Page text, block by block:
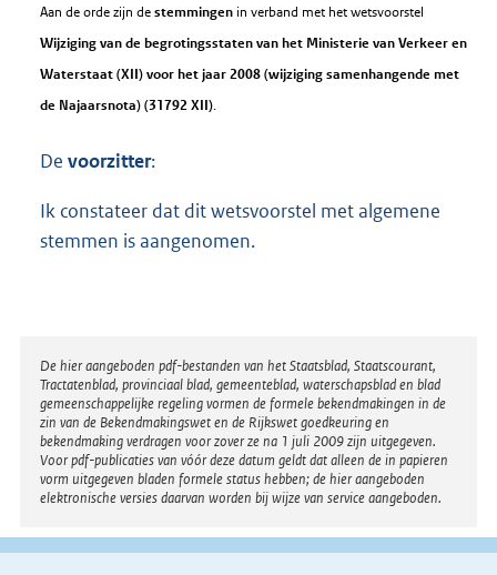
d
s
g
e
Aan de orde zijn destemmingen in verband met het wetsvoorstel
Wijziging van de begrotingsstaten van het Ministerie van Verkeer en
Waterstaat (XII) voor het jaar 2008 (wijziging samenhangende met
de Najaarsnota) (31792 XII).
De voorzitter:
Ik constateer dat dit wetsvoorstel met algemene
stemmen is aangenomen.
Disclaimer
De hier aangeboden pdf-bestanden van het Staatsblad, Staatscourant,
Tractatenblad, provinciaal blad, gemeenteblad, waterschapsblad en blad
gemeenschappelijke regeling vormen de formele bekendmakingen in de
zin van de Bekendmakingswet en de Rijkswet goedkeuring en
bekendmaking verdragen voor zover ze na 1 juli 2009 zijn uitgegeven.
Voor pdf-publicaties van vóór deze datum geldt dat alleen de in papieren
vorm uitgegeven bladen formele status hebben; de hier aangeboden
elektronische versies daarvan worden bij wijze van service aangeboden.